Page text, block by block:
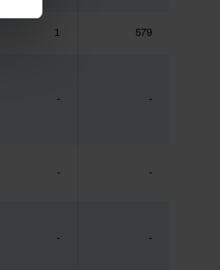
1 579
- -
- -
- -